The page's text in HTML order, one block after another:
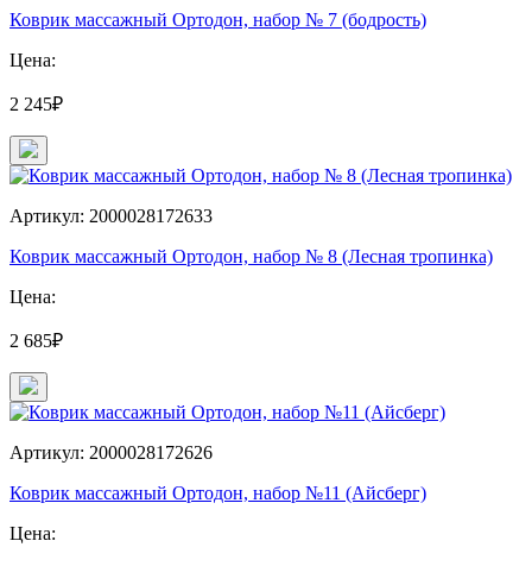
Коврик массажный Ортодон, набор № 7 (бодрость)
Цена:
2 245₽
Артикул: 2000028172633
Коврик массажный Ортодон, набор № 8 (Лесная тропинка)
Цена:
2 685₽
Артикул: 2000028172626
Коврик массажный Ортодон, набор №11 (Айсберг)
Цена: